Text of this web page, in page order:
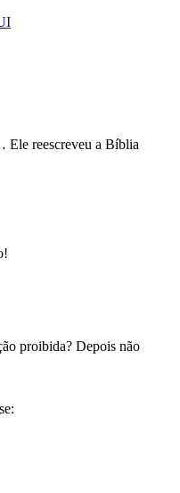
Ele reescreveu a Bíblia
proibida? Depois não